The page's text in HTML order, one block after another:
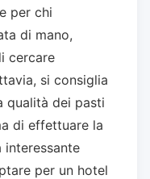
per chi
di mano,
cercare
si consiglia
qualità dei pasti
di effettuare la
interessante
per un hotel